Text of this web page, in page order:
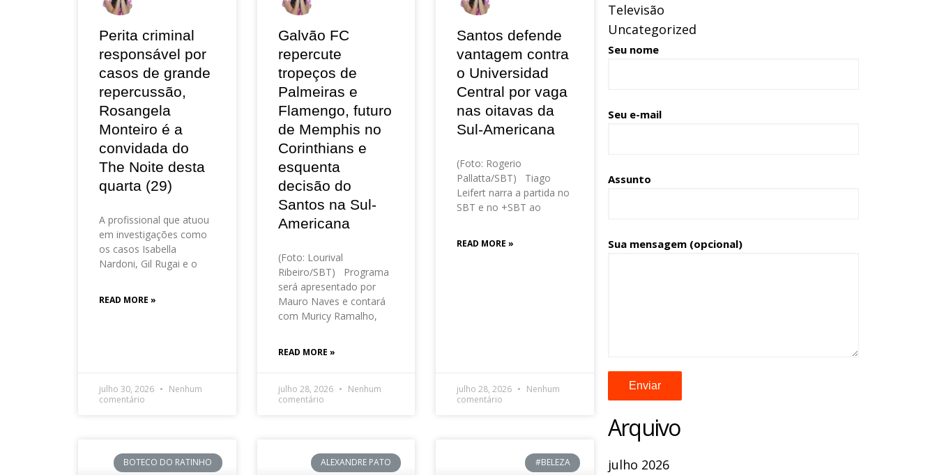
Perita criminal
responsável por
casos de grande
repercussão,
Rosangela
Monteiro é a
convidada do
The Noite desta
quarta (29)
A profissional que atuou
em investigações como
os casos Isabella
Nardoni, Gil Rugai e o
READ MORE »
julho 30, 2026
Nenhum
comentário
Galvão FC
repercute
tropeços de
Palmeiras e
Flamengo, futuro
de Memphis no
Corinthians e
esquenta
decisão do
Santos na Sul-
Americana
(Foto: Lourival
Ribeiro/SBT) Programa
será apresentado por
Mauro Naves e contará
com Muricy Ramalho,
READ MORE »
julho 28, 2026
Nenhum
comentário
Santos defende
vantagem contra
o Universidad
Central por vaga
nas oitavas da
Sul-Americana
(Foto: Rogerio
Pallatta/SBT) Tiago
Leifert narra a partida no
SBT e no +SBT ao
READ MORE »
julho 28, 2026
Nenhum
comentário
BOTECO DO RATINHO ALEXANDRE PATO #BELEZA
Televisão
Uncategorized
Seu nome
Seu e-mail
Assunto
Sua mensagem (opcional)
Arquivo
julho 2026